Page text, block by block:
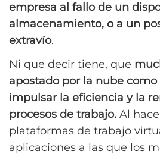
empresa al fallo de un
almacenamiento, o a un
extravío.
Ni que decir tiene, que
apostado por la nube
impulsar la eficiencia y la
procesos de trabajo. Al
plataformas de trabajo
aplicaciones a las que los